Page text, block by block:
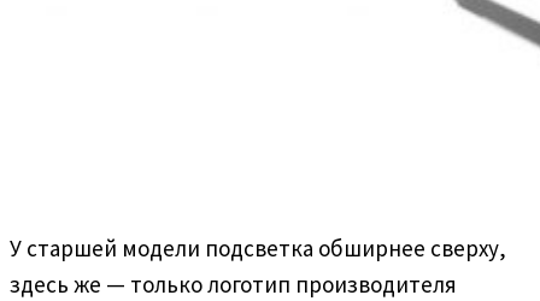
У старшей модели подсветка обширнее сверху,
здесь же — только логотип производителя